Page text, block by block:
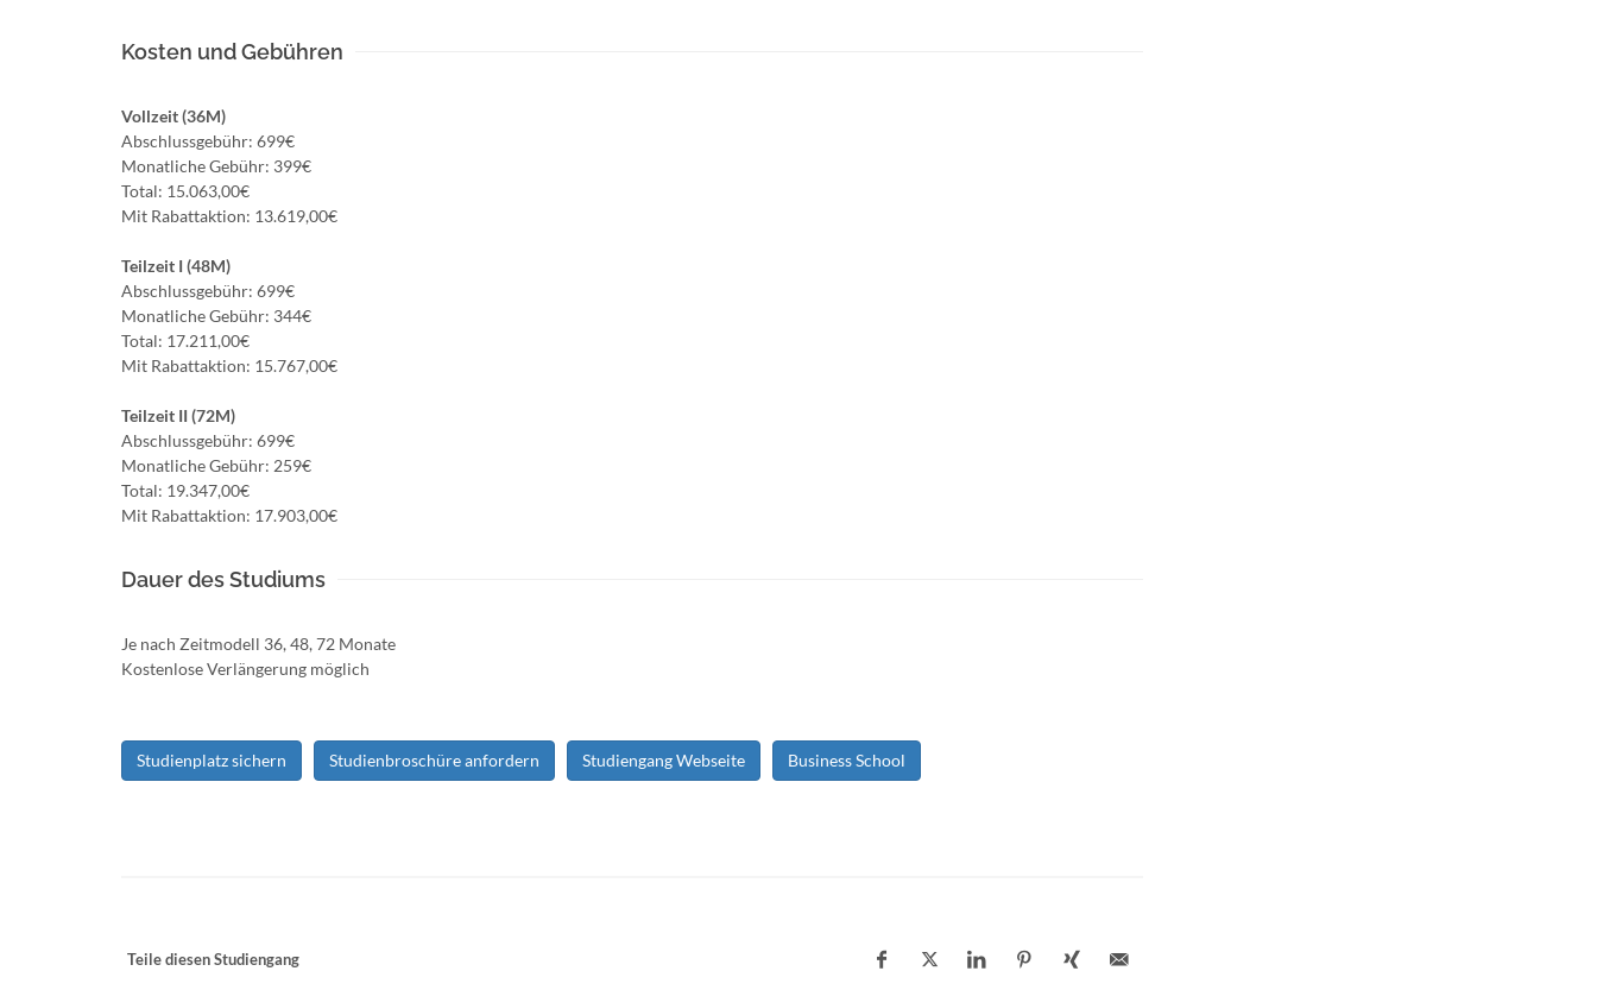
Kosten und Gebühren
Vollzeit (36M)
Abschlussgebühr: 699€
Monatliche Gebühr: 399€
Total: 15.063,00€
Mit Rabattaktion: 13.619,00€
Teilzeit I (48M)
Abschlussgebühr: 699€
Monatliche Gebühr: 344€
Total: 17.211,00€
Mit Rabattaktion: 15.767,00€
Teilzeit II (72M)
Abschlussgebühr: 699€
Monatliche Gebühr: 259€
Total: 19.347,00€
Mit Rabattaktion: 17.903,00€
Dauer des Studiums
Je nach Zeitmodell 36, 48, 72 Monate
Kostenlose Verlängerung möglich
Studienplatz sichern Studienbroschüre anfordern Studiengang Webseite Business School
Teile diesen Studiengang